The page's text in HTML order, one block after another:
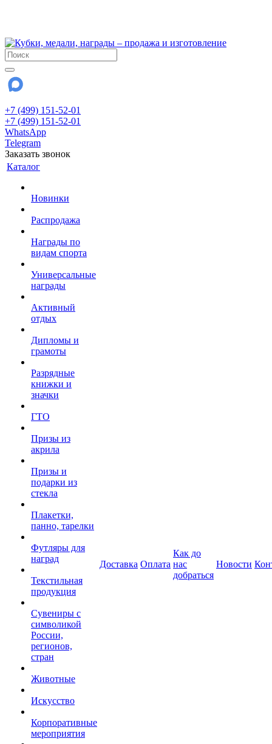
+7 (499) 151-52-01
+7 (499) 151-52-01
WhatsApp
Telegram
Заказать звонок
Каталог
Новинки
Распродажа
Награды по
видам спорта
Универсальные
награды
Активный
отдых
Дипломы и
грамоты
Разрядные
книжки и
значки
ГТО
Призы из
акрила
Призы и
подарки из
стекла
Плакетки,
панно, тарелки
Футляры для
наград
Текстильная
продукция
Сувениры с
символикой
России,
регионов,
стран
Животные
Искусство
Корпоративные
мероприятия
Доставка Оплата
Как до
нас
добраться
Новости